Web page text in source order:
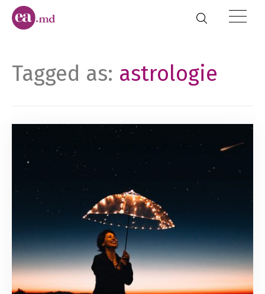
Tagged as: astrologie